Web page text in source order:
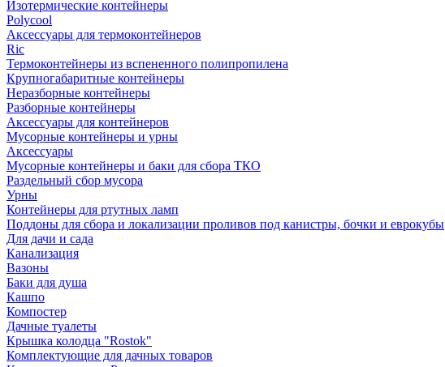
Изотермические контейнеры
Polycool
Аксессуары для термоконтейнеров
Ric
Термоконтейнеры из вспененного полипропилена
Крупногабаритные контейнеры
Неразборные контейнеры
Разборные контейнеры
Аксессуары для контейнеров
Мусорные контейнеры и урны
Аксессуары
Мусорные контейнеры и баки для сбора ТКО
Раздельный сбор мусора
Урны
Контейнеры для ртутных ламп
Поддоны для сбора и локализации проливов под канистры, бочки и еврокубы
Для дачи и сада
Канализация
Вазоны
Баки для душа
Кашпо
Компостер
Дачные туалеты
Крышка колодца "Rostok"
Комплектующие для дачных товаров